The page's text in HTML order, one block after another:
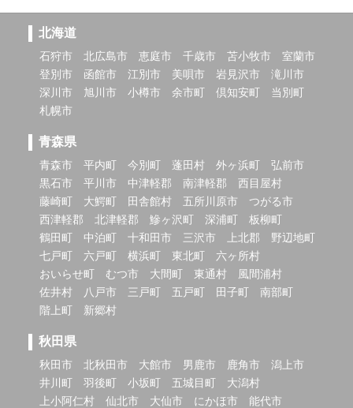
北海道
石狩市 北広島市 恵庭市 千歳市 苫小牧市
室蘭市
登別市
函館市 江別市 美唄市 岩見沢市
滝川市
深川市
旭川市 小樽市 余市町 倶知安町
当別町
札幌市
青森県
青森市 平内町 今別町 蓬田村 外ヶ浜町
弘前市
黒石市
平川市 中津軽郡 南津軽郡
西目屋村
藤崎町
大鰐町 田舎館村 五所川原市
つがる市
西津軽郡
北津軽郡 鰺ヶ沢町 深浦町
板柳町
鶴田町
中泊町 十和田市 三沢市 上北郡
野辺地町
七戸町
六戸町 横浜町 東北町
六ヶ所村
おいらせ町
むつ市 大間町 東通村
風間浦村
佐井村
八戸市 三戸町 五戸町 田子町
南部町
階上町
新郷村
秋田県
秋田市 北秋田市 大館市 男鹿市 鹿角市
潟上市
井川町
羽後町 小坂町 五城目町
大潟村
上小阿仁村
仙北市 大仙市 にかほ市
能代市